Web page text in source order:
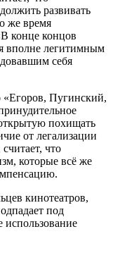
развивать
же время
конце концов
вполне легитимным
себя
«Егоров, Пугинский,
похищать
от легализации
что
которые всё же
кинотеатров,
под